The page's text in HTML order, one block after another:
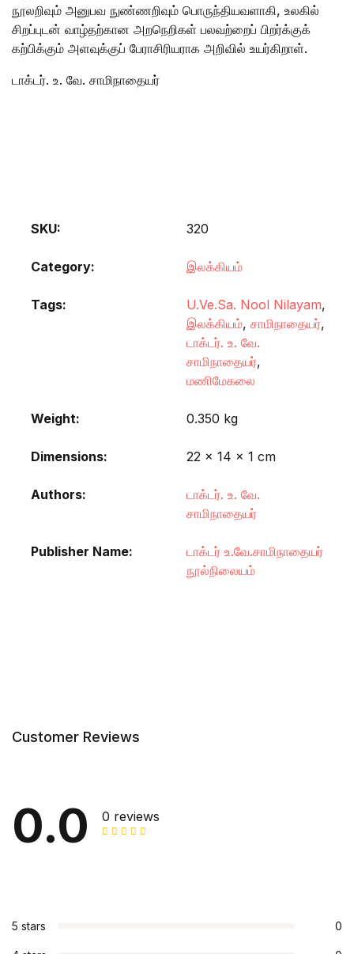
நூலறிவும் அனுபவ நுண்ணறிவும் பொருந்தியவளாகி, உலகில்
சிறப்புடன் வாழ்தற்கான அறநெறிகள் பலவற்றைப் பிறர்க்குக்
கற்பிக்கும் அளவுக்குப் பேராசிரியராக அறிவில் உயர்கிறாள்.
டாக்டர். உ. வே. சாமிநாதையர்
SKU: 320
Category: இலக்கியம்
Tags: U.Ve.Sa. Nool Nilayam,
இலக்கியம், சாமிநாதையர்,
டாக்டர். உ. வே.
சாமிநாதையர்,
மணிமேகலை
Weight 0.350 kg
Dimensions 22 × 14 × 1 cm
Authors
டாக்டர். உ. வே.
சாமிநாதையர்
Publisher Name
டாக்டர் உ.வே.சாமிநாதையர்
நூல்நிலையம்
Customer Reviews
0.0 0 reviews
5 stars 0